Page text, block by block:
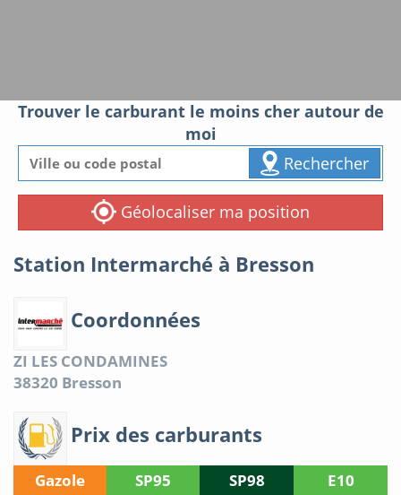
Trouver le carburant le moins cher autour de
moi
Rechercher
Géolocaliser ma position
Station Intermarché à Bresson
Coordonnées
ZI LES CONDAMINES
38320 Bresson
Prix des carburants
Gazole SP95 SP98 E10